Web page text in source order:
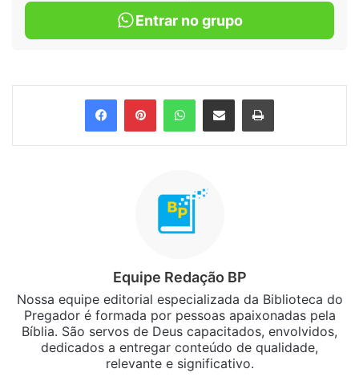
Entrar no grupo
FacebookPinterestWhatsApp
Compartilhar via e-mail Imprimir
Equipe Redação BP
Nossa equipe editorial especializada da Biblioteca do
Pregador é formada por pessoas apaixonadas pela
Bíblia. São servos de Deus capacitados, envolvidos,
dedicados a entregar conteúdo de qualidade,
relevante e significativo.